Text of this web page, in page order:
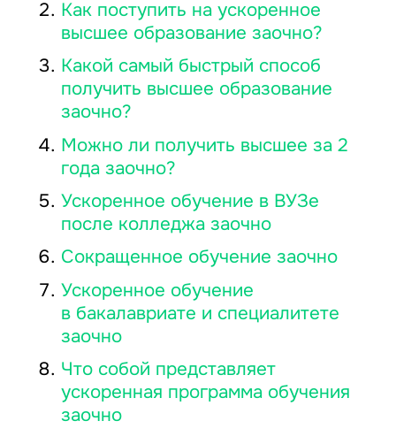
Как поступить на ускоренное
высшее образование заочно?
Какой самый быстрый способ
получить высшее образование
заочно?
Можно ли получить высшее за 2
года заочно?
Ускоренное обучение в ВУЗе
после колледжа заочно
Сокращенное обучение заочно
Ускоренное обучение
в бакалавриате и специалитете
заочно
Что собой представляет
ускоренная программа обучения
заочно